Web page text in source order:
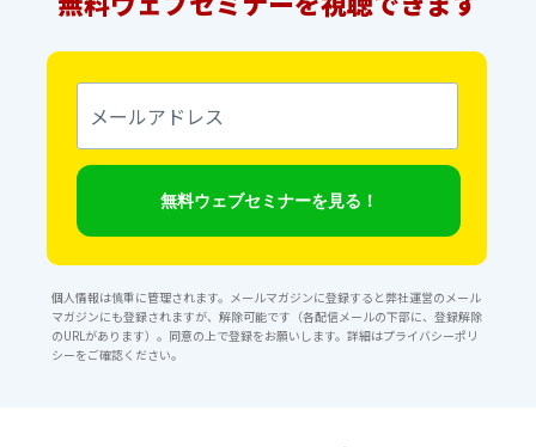
メ
ル
ア
ド
ス
無料ウェブセミナーを見る！
個人情報は慎重に管理されます。メールマガジンに登録すると弊社運営のメール
マガジンにも登録されますが、解除可能です（各配信メールの下部に、登録解除
のURLがあります）。同意の上で登録をお願いします。詳細はプライバシーポリ
シーをご確認ください。